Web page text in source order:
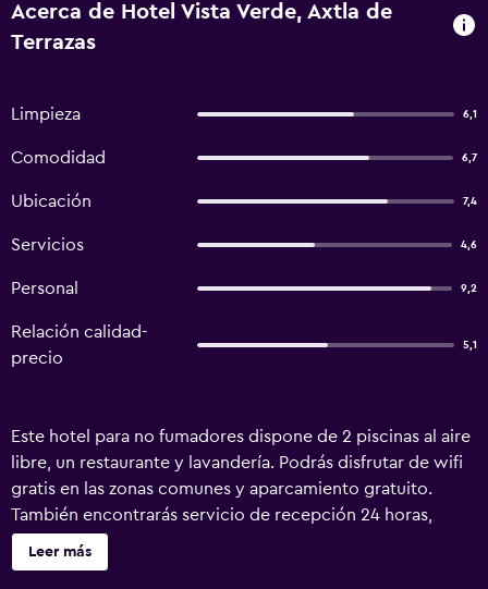
Acerca de Hotel Vista Verde, Axtla de
Terrazas
Limpieza 6,1
Comodidad 6,7
Ubicación 7,4
Servicios 4,6
Personal 9,2
Relación calidad-
precio
5,1
Este hotel para no fumadores dispone de 2 piscinas al aire
libre, un restaurante y lavandería. Podrás disfrutar de wifi
gratis en las zonas comunes y aparcamiento gratuito.
También encontrarás servicio de recepción 24 horas,
check-in exprés y check-out exprés. Hotel Vista Verde
ofrece 29 alojamientos, con acceso por pasillos exteriores
Leer más